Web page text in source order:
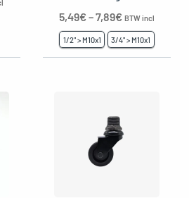
5,49€–7,89€ BTW incl
1/2" > M10x1 3/4" > M10x1